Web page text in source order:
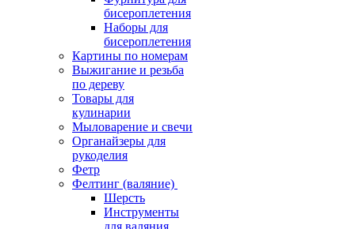
бисероплетения
Наборы для
бисероплетения
Картины по номерам
Выжигание и резьба
по дереву
Товары для
кулинарии
Мыловарение и свечи
Органайзеры для
рукоделия
Фетр
Фелтинг (валяние)
Шерсть
Инструменты
для валяния